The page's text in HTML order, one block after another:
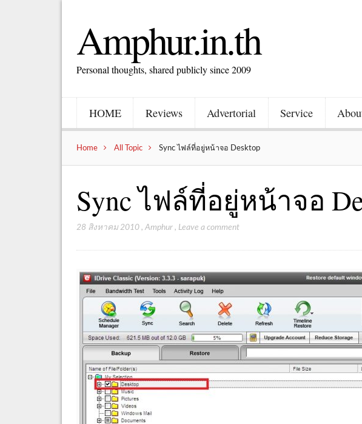
Amphur.in.th
Personal thoughts, shared publicly since 2009
HOME Reviews Advertorial Service
Home All Topic Sync ไฟล์ที่อยู่หน้าจอ Desktop
Sync ไฟล์ที่อยู่หน้าจอ
28 สิงหาคม 2010 ,Amphur , Leave a comment